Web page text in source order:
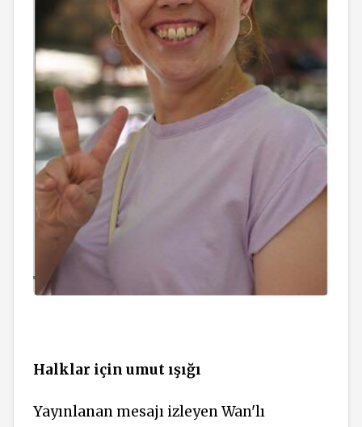
Halklar için umut ışığı
Yayınlanan mesajı izleyen Wan'lı